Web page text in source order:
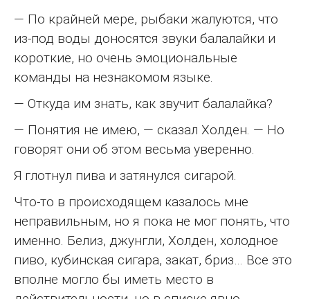
— По крайней мере, рыбаки жалуются, что
из-под воды доносятся звуки балалайки и
короткие, но очень эмоциональные
команды на незнакомом языке.
— Откуда им знать, как звучит балалайка?
— Понятия не имею, — сказал Холден. — Но
говорят они об этом весьма уверенно.
Я глотнул пива и затянулся сигарой.
Что-то в происходящем казалось мне
неправильным, но я пока не мог понять, что
именно. Белиз, джунгли, Холден, холодное
пиво, кубинская сигара, закат, бриз… Все это
вполне могло бы иметь место в